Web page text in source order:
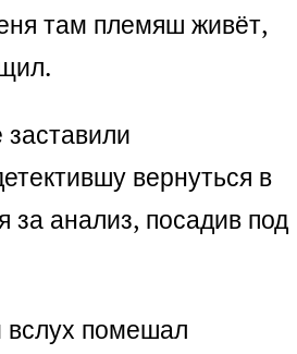
там племяш живёт,
вернуться в
за анализ, посадив под
помешал